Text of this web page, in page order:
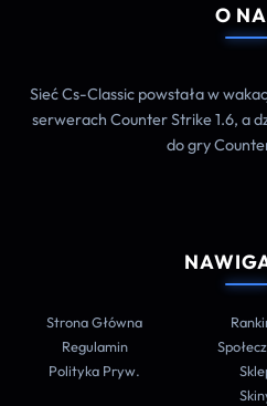
O
Sieć Cs-Classic powstała w
serwerach Counter Strike 1.6, a
do gry
Strona Główna
Regulamin
Polityka Pryw.